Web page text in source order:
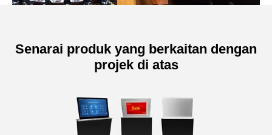
Senarai produk yang berkaitan dengan
projek di atas